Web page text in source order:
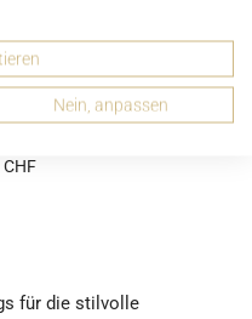
Umhängetasche
für die stilvolle
Nein, anpassen